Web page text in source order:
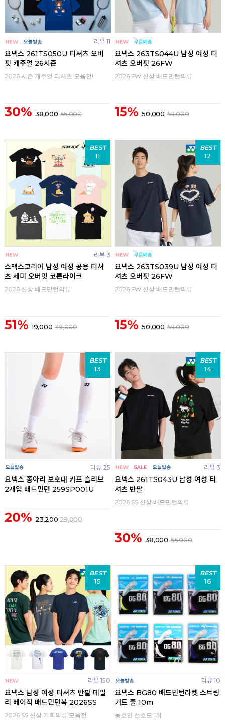
리뷰 11
요넥스 261TS050U 티셔츠 오버
핏 캐주얼 26시즌
2026 시즌 캐주얼 티셔츠 모음전!
30% 38,000 55,000
요넥스 263TS044U 남성 여성 티
셔츠 오버핏 26FW
2026 FW 신상 배드민턴의류
15% 50,000 59,000
BEST
11
리뷰 3
스맥스코리아 남성 여성 공용 티셔
츠 세미 오버핏 코튼라이크
2026 신상 배드민턴의류
51% 19,000 39,000
BEST
12
요넥스 263TS039U 남성 여성 티
셔츠 오버핏 26FW
2026 FW 신상 배드민턴의류
15% 50,000 59,000
BEST
13
리뷰 25
요넥스 종아리 보호대 카프 슬리브
2개입 배드민턴 259SP001U
20% 23,200 29,000
BEST
14
리뷰 3
요넥스 261TS043U 남성 여성 티
셔츠 반팔
2026 SS 신상 배드민턴의류
30% 38,000 55,000
BEST
15
리뷰 150
요넥스 남성 여성 티셔츠 반팔 데일
리 베이직 배드민턴복 2026SS
2026 SS 신상 기획의류 모음전
BEST
16
리뷰 10
요넥스 BG80 배드민턴라켓 스트링
거트 줄 10m
동호인 선호도 1위